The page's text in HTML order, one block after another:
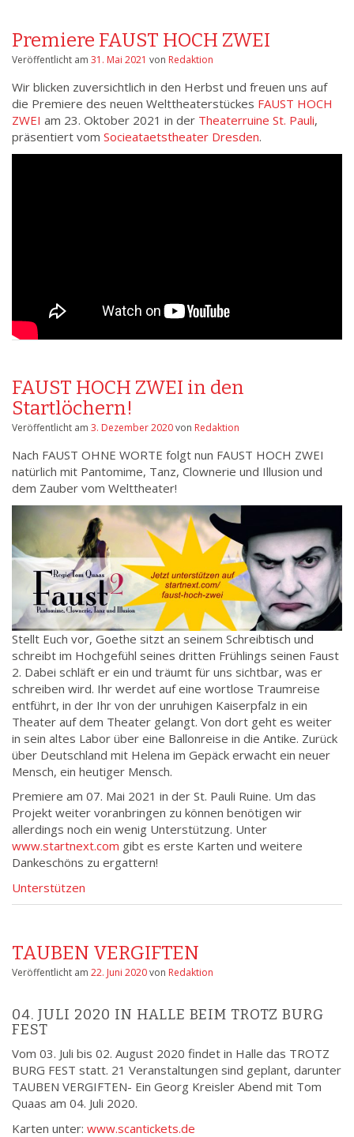
Premiere FAUST HOCH ZWEI
Veröffentlicht am 31. Mai 2021 von Redaktion
Wir blicken zuversichtlich in den Herbst und freuen uns auf
die Premiere des neuen Welttheaterstückes FAUST HOCH
ZWEI am 23. Oktober 2021 in der Theaterruine St. Pauli,
präsentiert vom Socieataetstheater Dresden.
FAUST HOCH ZWEI in den
Startlöchern!
Veröffentlicht am 3. Dezember 2020von Redaktion
Nach FAUST OHNE WORTE folgt nun FAUST HOCH ZWEI
natürlich mit Pantomime, Tanz, Clownerie und Illusion und
dem Zauber vom Welttheater!
Stellt Euch vor, Goethe sitzt an seinem Schreibtisch und
schreibt im Hochgefühl seines dritten Frühlings seinen Faust
2. Dabei schläft er ein und träumt für uns sichtbar, was er
schreiben wird. Ihr werdet auf eine wortlose Traumreise
entführt, in der Ihr von der unruhigen Kaiserpfalz in ein
Theater auf dem Theater gelangt. Von dort geht es weiter
in sein altes Labor über eine Ballonreise in die Antike. Zurück
über Deutschland mit Helena im Gepäck erwacht ein neuer
Mensch, ein heutiger Mensch.
Premiere am 07. Mai 2021 in der St. Pauli Ruine. Um das
Projekt weiter voranbringen zu können benötigen wir
allerdings noch ein wenig Unterstützung. Unter
www.startnext.com gibt es erste Karten und weitere
Dankeschöns zu ergattern!
Unterstützen
TAUBEN VERGIFTEN
Veröffentlicht am 22. Juni 2020von Redaktion
04. JULI 2020 IN HALLE BEIM TROTZ BURG
FEST
Vom 03. Juli bis 02. August 2020 findet in Halle das TROTZ
BURG FEST statt. 21 Veranstaltungen sind geplant, darunter
TAUBEN VERGIFTEN- Ein Georg Kreisler Abend mit Tom
Quaas am 04. Juli 2020.
Karten unter: www.scantickets.de